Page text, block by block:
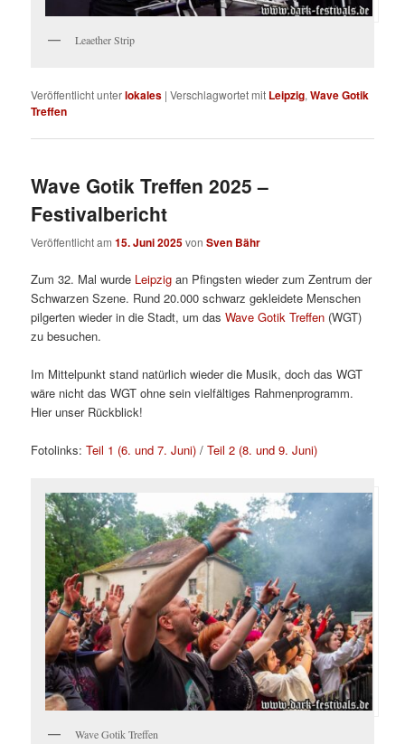
Leaether Strip
Veröffentlicht unterlokales |Verschlagwortet mit Leipzig,Wave Gotik
Treffen
Wave Gotik Treffen 2025 –
Festivalbericht
Veröffentlicht am15. Juni 2025vonSven Bähr
Zum 32. Mal wurde Leipzig an Pfingsten wieder zum Zentrum der
Schwarzen Szene. Rund 20.000 schwarz gekleidete Menschen
pilgerten wieder in die Stadt, um dasWave Gotik Treffen (WGT)
zu besuchen.
Im Mittelpunkt stand natürlich wieder die Musik, doch das WGT
wäre nicht das WGT ohne sein vielfältiges Rahmenprogramm.
Hier unser Rückblick!
Fotolinks:Teil 1 (6. und 7. Juni) /Teil 2 (8. und 9. Juni)
Wave Gotik Treffen